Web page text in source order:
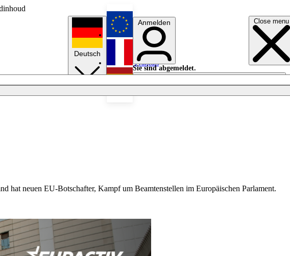
Close menu
Deutsch
English
Français
Anmelden
Sie sind abgemeldet.
Anmelden
Licht aus
hat neuen EU-Botschafter, Kampf um Beamtenstellen im Europäischen Parlament.